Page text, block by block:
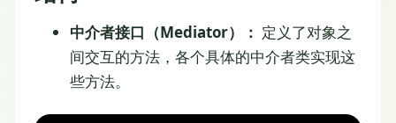
中介者接口（Mediator）： 定义了对象之
间交互的方法，各个具体的中介者类实现这
些方法。